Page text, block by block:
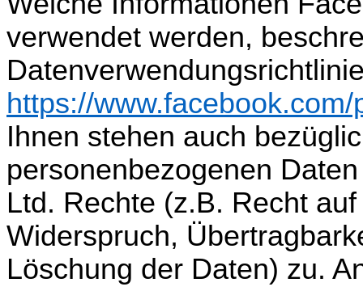
verwendet werden,
https://
Ihnen stehen auch
personenbezogenen
Ltd. Rechte (z.B. Recht
Widerspruch,
Löschung der Daten) zu.